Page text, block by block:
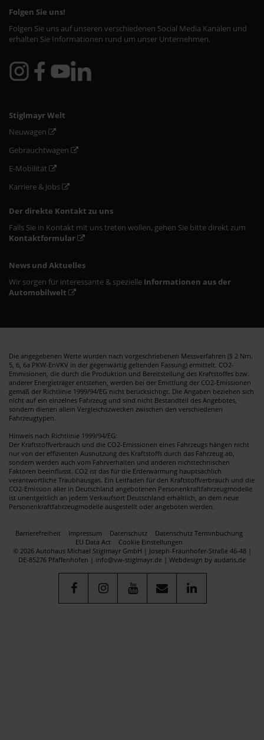
Folgen Sie uns!
Folgen Sie uns auf unseren verschiedenen Social Media Kanälen und
erhalten Sie Informationen rund um unser Unternehmen.
Stiglmayr Welt
Neuwagen
Gebrauchtwagen
E-Mobilität
Karriere & Jobs
Der direkte Kontakt zu uns
Falls Sie in Kontakt mit uns treten wollen, gehen Sie bitte direkt zum
Kontaktformular
News und Aktuelles
Wir sorgen für interessante & spezielle Informationen aus der
Automobilwelt
Die angegebenen Werte wurden nach vorgeschriebenen Messverfahren (§ 2 Nrn.
5, 6, 6a PKW-EnVKV in der gegenwärtig geltenden Fassung) ermittelt. CO2-
Emmisionen, die durch die Produktion und Bereitstellung des Kraftstoffes bzw.
anderer Energieträger entstehen, werden bei der Emittlung der CO2-Emissionen
gemäß der Richtlinie 1999/94/EG nicht berücksichtigt. Die Angaben beziehen sich
nicht auf ein einzelnes Fahrzeug und sind nicht Bestandteil des Angebotes,
sondern dienen allein Vergleichszwecken zwischen den verschiedenen
Fahrzeugtypen.
Hinweis nach Richtlinie 1999/94/EG:
Der Kraftstoffverbrauch und die CO2-Emissionen eines Fahrzeugs hängen nicht
nur von der effizienten Ausnutzung des Kraftstoffs durch das Fahrzeug ab,
sondern werden auch vom Fahrverhalten und anderen nichttechnischen
Faktoren beeinflusst. CO2 ist das für die Erderwärmung hauptsächlich
verantwortliche Traubhausgas. Ein Leitfaden für den Kraftstoffverbrauch und die
CO2-Emission aller in Deutschland angebotenen Personenkraftfahrzeugmodelle
ist unentgeltlich an jedem Verkaufsort Deutschland erhältlich, an dem neue
Personenkraftfahrzeugmodelle ausgestellt oder angeboten werden.
Barrierefreiheit Impressum Datenschutz
Datenschutz Terminbuchung
EU Data Act
Cookie Einstellungen
© 2026 Autohaus Michael Stiglmayr GmbH | Joseph-Fraunhofer-Straße 46-48 |
DE-85276 Pfaffenhofen | info@vw-stiglmayr.de | Webdesign by audaris.de